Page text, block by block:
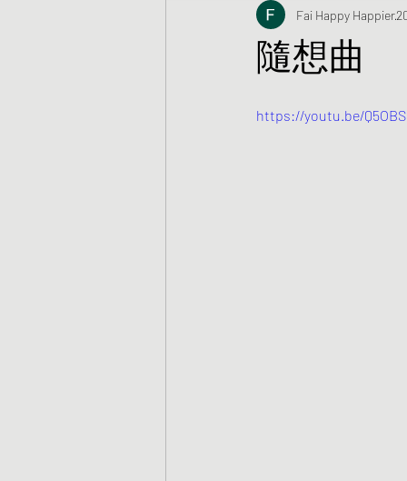
分享快樂卡
隨想曲
Fai Happy Happier
https://youtu.be/